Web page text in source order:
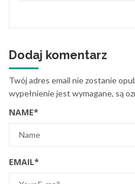
Dodaj komentarz
Twój adres email nie zostanie
wypełnienie jest wymagane, są
NAME*
EMAIL*